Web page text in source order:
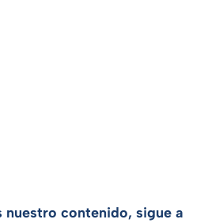
nuestro contenido, sigue a